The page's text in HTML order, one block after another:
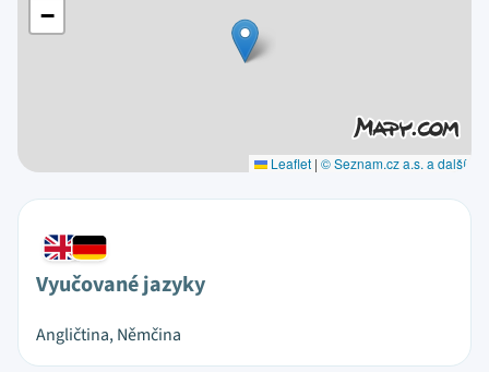
−
Leaflet | © Seznam.cz a.s. a další
Vyučované jazyky
Angličtina, Němčina